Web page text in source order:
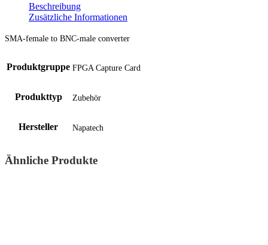
Beschreibung
Zusätzliche Informationen
SMA-female to BNC-male converter
Produktgruppe FPGA Capture Card
Produkttyp Zubehör
Hersteller Napatech
Ähnliche Produkte